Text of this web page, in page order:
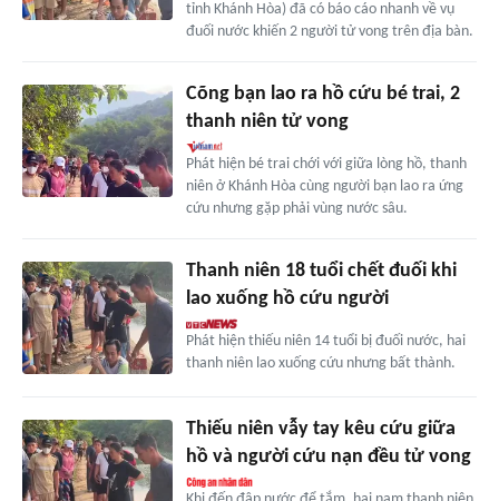
tỉnh Khánh Hòa) đã có báo cáo nhanh về vụ
đuối nước khiến 2 người tử vong trên địa bàn.
Cõng bạn lao ra hồ cứu bé trai, 2
thanh niên tử vong
Phát hiện bé trai chới với giữa lòng hồ, thanh
niên ở Khánh Hòa cùng người bạn lao ra ứng
cứu nhưng gặp phải vùng nước sâu.
Thanh niên 18 tuổi chết đuối khi
lao xuống hồ cứu người
Phát hiện thiếu niên 14 tuổi bị đuối nước, hai
thanh niên lao xuống cứu nhưng bất thành.
Thiếu niên vẫy tay kêu cứu giữa
hồ và người cứu nạn đều tử vong